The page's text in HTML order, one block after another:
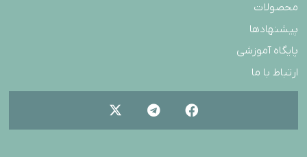
محصولات
پیشنهادها
پایگاه آموزشی
ارتباط با ما